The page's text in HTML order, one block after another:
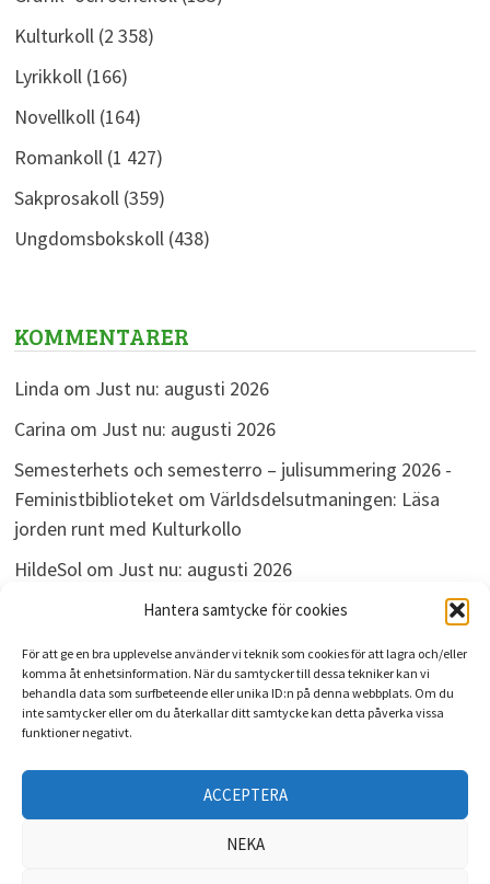
Hantera samtycke för cookies
För att ge en bra upplevelse använder vi teknik som cookies för att lagra och/eller
komma åt enhetsinformation. När du samtycker till dessa tekniker kan vi
behandla data som surfbeteende eller unika ID:n på denna webbplats. Om du
inte samtycker eller om du återkallar ditt samtycke kan detta påverka vissa
funktioner negativt.
ACCEPTERA
NEKA
Kulturkoll(2 358)
Lyrikkoll(166)
Novellkoll(164)
Romankoll(1 427)
Sakprosakoll(359)
Ungdomsbokskoll(438)
KOMMENTARER
Linda om Just nu: augusti 2026
Carina om Just nu: augusti 2026
Semesterhets och semesterro – julisummering 2026 -
Feministbiblioteketom Världsdelsutmaningen: Läsa
jorden runt med Kulturkollo
HildeSolom Just nu: augusti 2026
omJust nu: augusti 2026
ARKIV